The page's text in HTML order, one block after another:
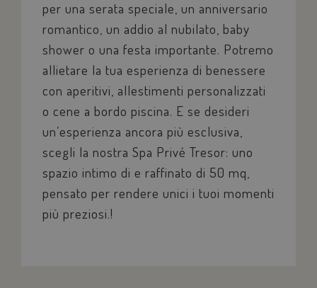
per una serata speciale, un anniversario
romantico, un addio al nubilato, baby
shower o una festa importante. Potremo
allietare la tua esperienza di benessere
con aperitivi, allestimenti personalizzati
o cene a bordo piscina. E se desideri
un’esperienza ancora più esclusiva,
scegli la nostra Spa Privé Tresor: uno
spazio intimo di e raffinato di 50 mq,
pensato per rendere unici i tuoi momenti
più preziosi.!